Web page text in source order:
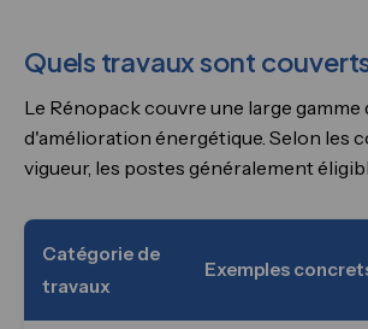
Quels travaux sont
Le Rénopack couvre une large gamme
d'amélioration énergétique. Selon les
vigueur, les postes généralement
Catégorie de
travaux
Exemples